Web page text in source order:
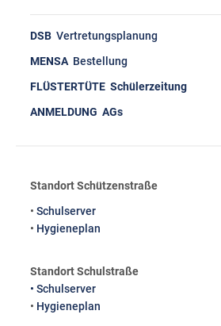
DSB Vertretungsplanung
MENSA Bestellung
FLÜSTERTÜTE Schülerzeitung
ANMELDUNG AGs
Standort Schützenstraße
• Schulserver
• Hygieneplan
Standort Schulstraße
• Schulserver
• Hygieneplan